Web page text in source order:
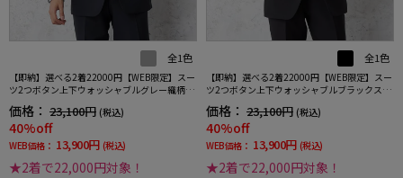
全1色
【即納】選べる2着22000円【WEB限定】スー
ツ2つボタン上下ウォッシャブルグレー織柄無
地3シーズン対応
価格： 23,100円 (税込)
40%off
WEB価格： 13,900円 (税込)
★2着で22,000円対象！
全1色
【即納】選べる2着22000円【WEB限定】スー
ツ2つボタン上下ウォッシャブルブラックスト
ライプ3シーズン対応
価格： 23,100円 (税込)
40%off
WEB価格： 13,900円 (税込)
★2着で22,000円対象！